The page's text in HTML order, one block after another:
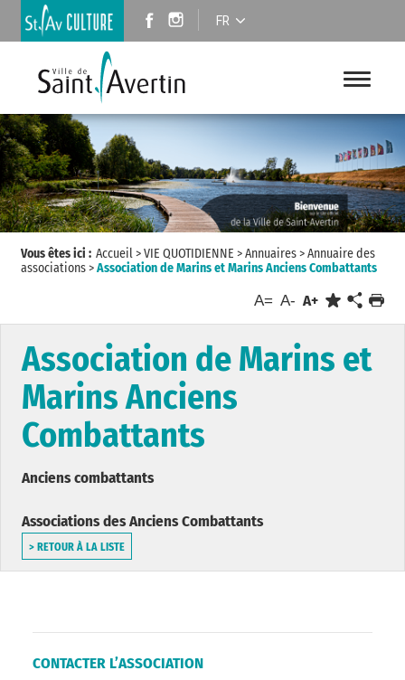
FR
Vous êtes ici : Accueil>VIE QUOTIDIENNE >Annuaires>Annuaire des
associations>Association de Marins et Marins Anciens Combattants
A= A- A+
Association de Marins et
Marins Anciens
Combattants
Anciens combattants
Associations des Anciens Combattants
> RETOUR À LA LISTE
CONTACTER L’ASSOCIATION